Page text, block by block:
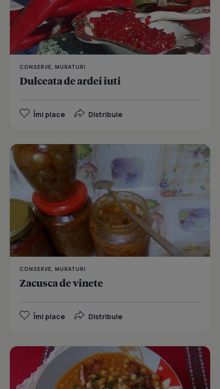
CONSERVE, MURATURI
Dulceata de ardei iuti
Îmi place Distribuie
CONSERVE, MURATURI
Zacusca de vinete
Îmi place Distribuie